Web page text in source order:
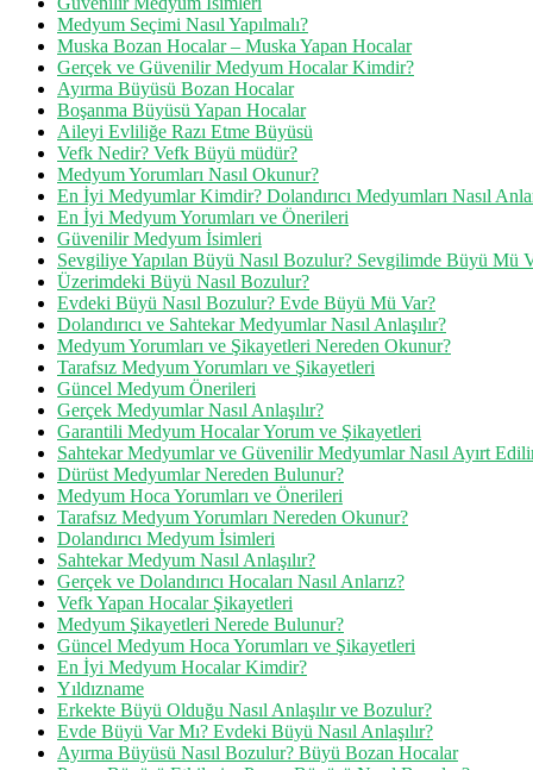
Medyum Seçimi Nasıl Yapılmalı?
Muska Bozan Hocalar – Muska Yapan Hocalar
Gerçek ve Güvenilir Medyum Hocalar Kimdir?
Ayırma Büyüsü Bozan Hocalar
Boşanma Büyüsü Yapan Hocalar
Aileyi Evliliğe Razı Etme Büyüsü
Vefk Nedir? Vefk Büyü müdür?
Medyum Yorumları Nasıl Okunur?
En İyi Medyumlar Kimdir? Dolandırıcı Medyumları Nasıl
En İyi Medyum Yorumları ve Önerileri
Güvenilir Medyum İsimleri
Sevgiliye Yapılan Büyü Nasıl Bozulur? Sevgilimde Büyü Mü
Üzerimdeki Büyü Nasıl Bozulur?
Evdeki Büyü Nasıl Bozulur? Evde Büyü Mü Var?
Dolandırıcı ve Sahtekar Medyumlar Nasıl Anlaşılır?
Medyum Yorumları ve Şikayetleri Nereden Okunur?
Tarafsız Medyum Yorumları ve Şikayetleri
Güncel Medyum Önerileri
Gerçek Medyumlar Nasıl Anlaşılır?
Garantili Medyum Hocalar Yorum ve Şikayetleri
Sahtekar Medyumlar ve Güvenilir Medyumlar Nasıl Ayırt
Dürüst Medyumlar Nereden Bulunur?
Medyum Hoca Yorumları ve Önerileri
Tarafsız Medyum Yorumları Nereden Okunur?
Dolandırıcı Medyum İsimleri
Sahtekar Medyum Nasıl Anlaşılır?
Gerçek ve Dolandırıcı Hocaları Nasıl Anlarız?
Vefk Yapan Hocalar Şikayetleri
Medyum Şikayetleri Nerede Bulunur?
Güncel Medyum Hoca Yorumları ve Şikayetleri
En İyi Medyum Hocalar Kimdir?
Yıldızname
Erkekte Büyü Olduğu Nasıl Anlaşılır ve Bozulur?
Evde Büyü Var Mı? Evdeki Büyü Nasıl Anlaşılır?
Ayırma Büyüsü Nasıl Bozulur? Büyü Bozan Hocalar